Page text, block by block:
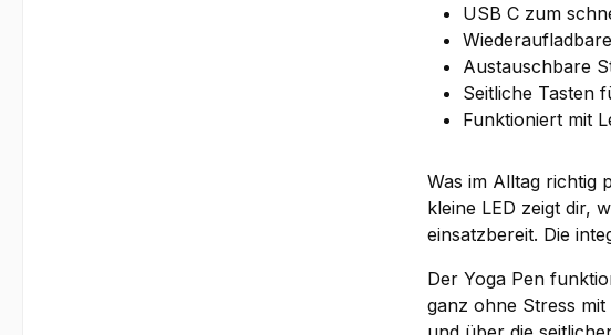
USB C zum
Austauschbare
Seitliche Tasten
Funktioniert mit
Was im Alltag richtig
kleine LED zeigt dir,
einsatzbereit. Die
Der Yoga Pen
ganz ohne Stress